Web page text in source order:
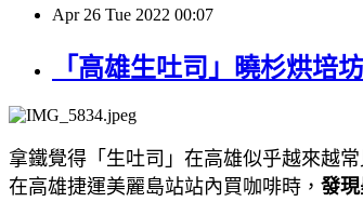
Apr 26 Tue 2022 00:07
「高雄生吐司」曉杉烘培
拿鐵覺得「生吐司」在高雄似乎越來越
在高雄捷運美麗島站站內買咖啡時， 發